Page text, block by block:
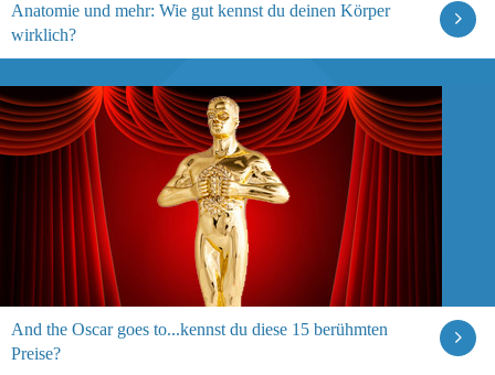
Anatomie und mehr: Wie gut kennst du deinen Körper
wirklich?
And the Oscar goes to...kennst du diese 15 berühmten
Preise?